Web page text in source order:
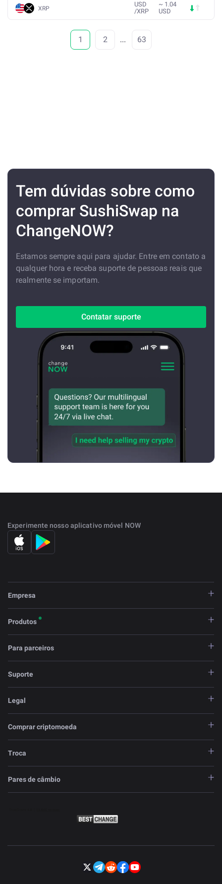
XRP
USD
/XRP
~ 1.04
USD
1 2 ... 63
Tem dúvidas sobre como
comprar SushiSwap na
ChangeNOW?
Estamos sempre aqui para ajudar. Entre em contato a
qualquer hora e receba suporte de pessoas reais que
realmente se importam.
Contatar suporte
Experimente nosso aplicativo móvel NOW
Empresa
Produtos
Para parceiros
Suporte
Legal
Comprar criptomoeda
Troca
Pares de câmbio